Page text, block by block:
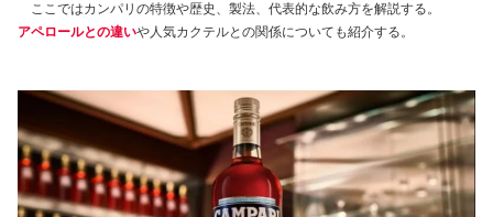
ここではカンパリの特徴や歴史、製法、代表的な飲み方を解説する。
アペロールとの違いや人気カクテルとの関係についても紹介する。